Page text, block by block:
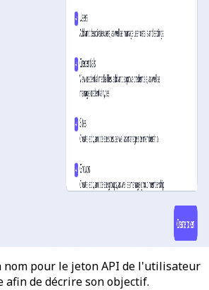
nom pour le jeton API de l'utilisateur
afin de décrire son objectif.